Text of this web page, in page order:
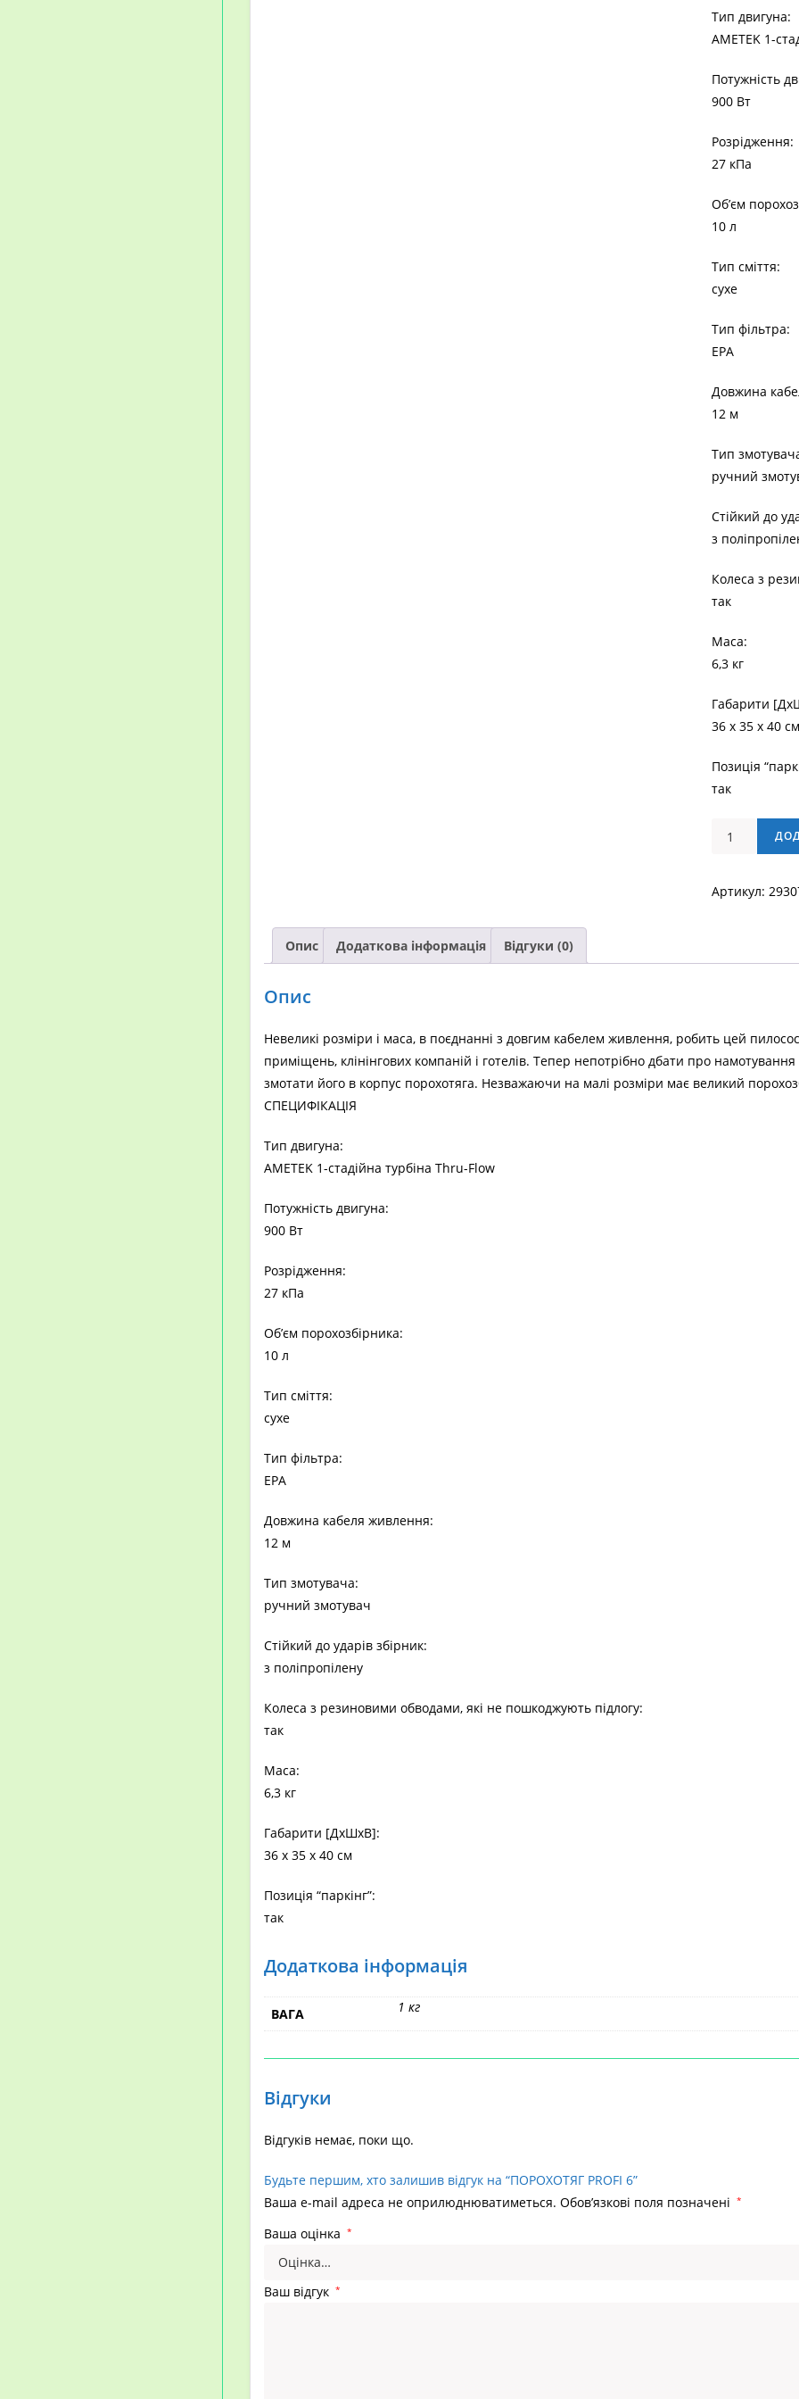
Тип двигуна:
AMETEK 1-
Потужність
900 Вт
Розрідження:
27 кПа
Об’єм
10 л
Тип сміття:
сухе
Тип фільтра:
EPA
Довжина
12 м
Тип
ручний
Стійкий до
з
Колеса з
так
Маса:
6,3 кг
Габарити
36 x 35 x 40 см
Позиція
так
ПОРОХОТЯГ
кількість
Артикул:
Опис Додаткова інформація Відгуки (0)
Опис
Невеликі розміри і маса, в поєднанні з довгим кабелем живлення, робить цей
приміщень, клінінгових компаній і готелів. Тепер непотрібно дбати про
змотати його в корпус порохотяга. Незважаючи на малі розміри має великий
СПЕЦИФІКАЦІЯ
Тип двигуна:
AMETEK 1-стадійна турбіна Thru-Flow
Потужність двигуна:
900 Вт
Розрідження:
27 кПа
Об’єм порохозбірника:
10 л
Тип сміття:
сухе
Тип фільтра:
EPA
Довжина кабеля живлення:
12 м
Тип змотувача:
ручний змотувач
Стійкий до ударів збірник:
з поліпропілену
Колеса з резиновими обводами, які не пошкоджують підлогу:
так
Маса:
6,3 кг
Габарити [ДxШхВ]:
36 x 35 x 40 см
Позиція “паркінг”:
так
Додаткова інформація
ВАГА 1 кг
Відгуки
Відгуків немає, поки що.
Будьте першим, хто залишив відгук на “ПОРОХОТЯГ PROFI 6”
Ваша e-mail адреса не оприлюднюватиметься. Обов’язкові поля позначені *
Ваша оцінка *
Ваш відгук *